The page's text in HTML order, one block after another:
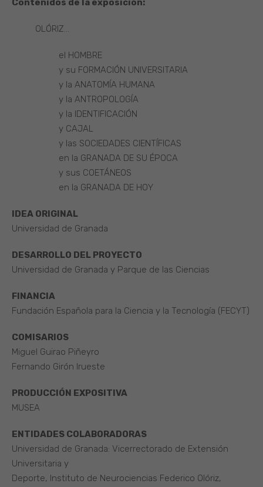
Contenidos de la exposición:
OLÓRIZ…
el HOMBRE
y su FORMACIÓN UNIVERSITARIA
y la ANATOMÍA HUMANA
y la ANTROPOLOGÍA
y la IDENTIFICACIÓN
y CAJAL
y las SOCIEDADES CIENTÍFICAS
en la GRANADA DE SU ÉPOCA
y sus COETÁNEOS
en la GRANADA DE HOY
IDEA ORIGINAL
Universidad de Granada
DESARROLLO DEL PROYECTO
Universidad de Granada y Parque de las Ciencias
FINANCIA
Fundación Española para la Ciencia y la Tecnología (FECYT)
COMISARIOS
Miguel Guirao Piñeyro
Fernando Girón Irueste
PRODUCCIÓN EXPOSITIVA
MUSEA
ENTIDADES COLABORADORAS
Universidad de Granada: Vicerrectorado de Extensión
Universitaria y
Deporte, Instituto de Neurociencias Federico Olóriz,